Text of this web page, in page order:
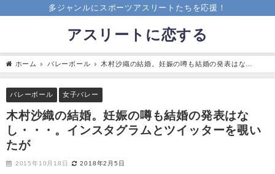
多ジャンルにスポーツアスリートたちを応援！
アスリートに恋する
ホーム バレーボール
木村沙織の結婚。妊娠の噂も結婚の発表はな
し・・・。インスタグラムとツイッターを覗いたが
バレーボール 女子バレー
木村沙織の結婚。妊娠の噂も結婚の発表はな
し・・・。インスタグラムとツイッターを覗い
たが
2015年10月18日 2018年2月5日